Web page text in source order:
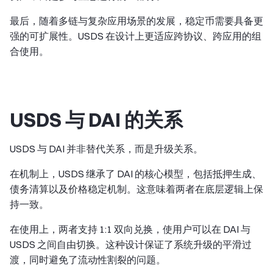
最后，随着多链与复杂应用场景的发展，稳定币需要具备更
强的可扩展性。USDS 在设计上更适应跨协议、跨应用的组
合使用。
USDS 与 DAI 的关系
USDS 与 DAI 并非替代关系，而是升级关系。
在机制上，USDS 继承了 DAI 的核心模型，包括抵押生成、
债务清算以及价格稳定机制。这意味着两者在底层逻辑上保
持一致。
在使用上，两者支持 1:1 双向兑换，使用户可以在 DAI 与
USDS 之间自由切换。这种设计保证了系统升级的平滑过
渡，同时避免了流动性割裂的问题。